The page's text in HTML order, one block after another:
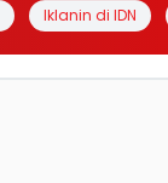
Iklanin di IDN